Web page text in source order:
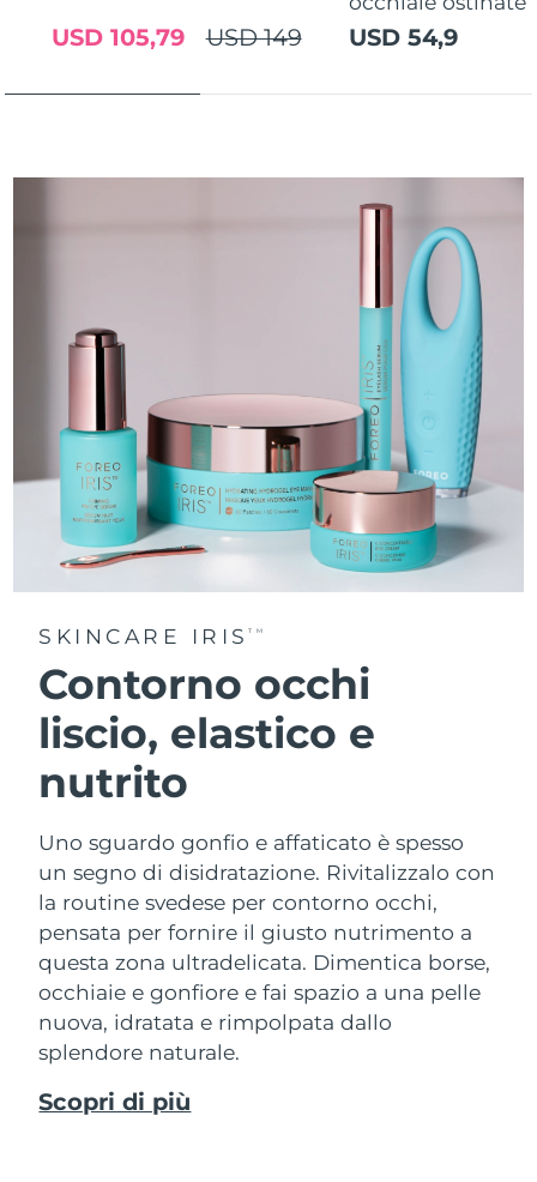
USD 149
USD 105,79 USD 54,9
SKINCARE IRISTM
Contorno occhi
liscio, elastico e
nutrito
Uno sguardo gonfio e affaticato è spesso
un segno di disidratazione. Rivitalizzalo con
la routine svedese per contorno occhi,
pensata per fornire il giusto nutrimento a
questa zona ultradelicata. Dimentica borse,
occhiaie e gonfiore e fai spazio a una pelle
nuova, idratata e rimpolpata dallo
splendore naturale.
Scopri di più